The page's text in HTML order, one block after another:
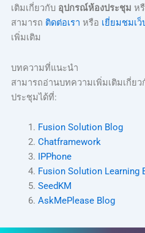
เติมเกี่ยวกับ อุปกรณ์ห้องประชุม ห
สามารถ ติดต่อเรา หรือ เยี่ยมชมเ
เพิ่มเติม
บทความที่แนะนำ
สามารถอ่านบทความเพิ่มเติมเกี่ย
ประชุมได้ที่:
Fusion Solution Blog
Chatframework
IPPhone
Fusion Solution Learning
SeedKM
AskMePlease Blog